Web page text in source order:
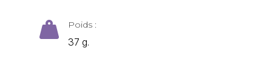
 Poids :
37 g.